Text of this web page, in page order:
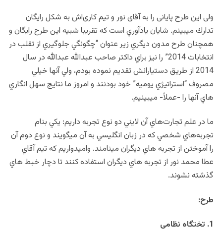
ولی اين طرح پايانی را به آقای نور و تيم كاری‌اش به شكل رايگان
تدارك ميبينم. شايان يادآوري است كه تقريبا شبيه اين طرح رايگان و
همچنان طرح مدون ديگري زير عنوان “چگونگي جلوگيري از تقلب در
انتخابات 2014” را نيز براي داكتر صاحب عبدالله عبدالله در سال
2014 از طريق دستيارانش تقديم نموده بودم، ولي آنها خيلي
مصروف “استراتيژي يوميه” خود بودنند و امروز ما نتايج سهل انگاري
هاي آنها را -عملاً- ميبينيم.
ما در علم تجارت‌هاي آن لايني دو نوع تجربه داريم: يكي بنام
تجربه‌هاي شخصي كه در زبان انگليسي به آن ميگويند و نوع دوم آن
را آموختن از تجربه هاي ديگران مينامند. واميدواريم كه تيم آقاي
عطا محمد نور از تجربه هاي ديگران استفاده كنند تا دچار خبط هاي
گذشته نشوند.
طرح:
1. تختگاه نظامی